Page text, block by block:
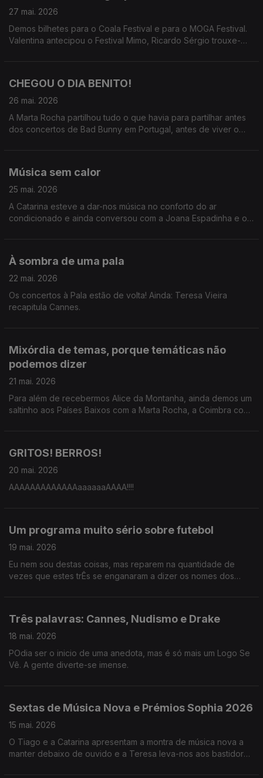
27 mai. 2026
Demos bilhetes para o Coala Festival e para o MOGA Festival.
Valentina antecipou o Festival Mimo, Ricardo Sérgio trouxe-
CHEGOU O DIA BENITO!
26 mai. 2026
A Marta Rocha partilhou tudo o que havia para partilhar antes
dos concertos de Bad Bunny em Portugal, antes de viver o
Música sem calor
25 mai. 2026
A Catarina esteve a dar-nos música no conforto do ar
condicionado e ainda conversou com a Joana Espadinha e o
À sombra de uma pala
22 mai. 2026
Os concertos à Pala estão de volta! Ainda: Teresa Vieira
recapitula Cannes.
Mixórdia de temas, porque temáticas não
podemos dizer
21 mai. 2026
Para além de recebermos Alice da Montanha, ainda demos um
saltinho aos Países Baixos com a Marta Rocha, a Coimbra com
GRITOS! BERROS!
20 mai. 2026
AAAAAAAAAAAAAaaaaaaAAAA!!!!
Um programa muito sério sobre futebol
19 mai. 2026
Eu nem sou destas coisas, mas reparem na quantidade de
vezes que estes trÊs se enganaram a dizer os nomes dos
Três palavras: Cannes, Nudismo e Drake
18 mai. 2026
POdia ser o inicio de uma anedota, mas é só mais um Logo Se
Vê. A gente diverte-se imense.
Sextas de Música Nova e Prémios Sophia 2026
15 mai. 2026
O Tiago e a Catarina apresentam a montra de música nova a
manter debaixo de ouvido e a Teresa leva-nos aos bastidores